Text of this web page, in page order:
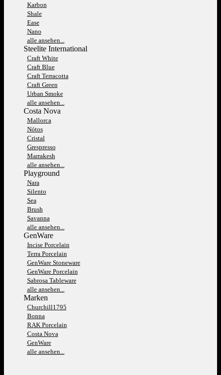
Karbon
Shale
Ease
Nano
alle ansehen...
Steelite International
Craft White
Craft Blue
Craft Terracotta
Craft Green
Urban Smoke
alle ansehen...
Costa Nova
Mallorca
Nótos
Cristal
Grespresso
Marrakesh
alle ansehen...
Playground
Nara
Silento
Sea
Brush
Savanna
alle ansehen...
GenWare
Incise Porcelain
Terra Porcelain
GenWare Stoneware
GenWare Porcelain
Sabrosa Tableware
alle ansehen...
Marken
Churchill1795
Bonna
RAK Porcelain
Costa Nova
GenWare
alle ansehen...